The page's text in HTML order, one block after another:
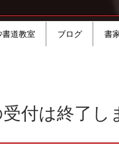
書道教室 ブログ 書
付は終了し